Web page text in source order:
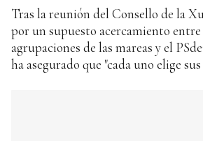
Tras la reunión del Consello de la
por un supuesto acercamiento
agrupaciones de las mareas y el
ha asegurado que "cada uno elige